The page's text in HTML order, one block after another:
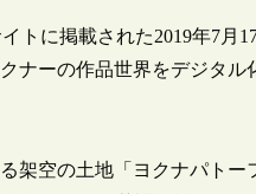
トに掲載された2019年7月
ナーの作品世界をデジタ
架空の土地「ヨクナパト